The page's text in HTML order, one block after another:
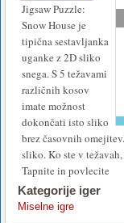
Jigsaw Puzzle:
Snow House je
tipična sestavljanka
uganke z 2D sliko
snega. S 5 težavami
različnih kosov
imate možnost
dokončati isto sliko
brez časovnih
sliko. Ko ste v
Tapnite in povlecite
Kategorije iger
Miselne igre